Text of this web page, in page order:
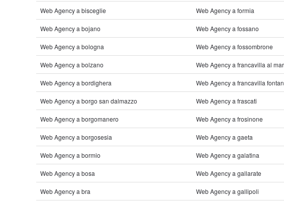
Web Agency a bisceglie Web Agency a formia
Web Agency a bojano Web Agency a fossano
Web Agency a bologna Web Agency a fossombrone
Web Agency a bolzano Web Agency a francavilla al
Web Agency a bordighera Web Agency a francavilla
Web Agency a borgo san dalmazzo Web Agency a frascati
Web Agency a borgomanero Web Agency a frosinone
Web Agency a borgosesia Web Agency a gaeta
Web Agency a bormio Web Agency a galatina
Web Agency a bosa Web Agency a gallarate
Web Agency a bra Web Agency a gallipoli